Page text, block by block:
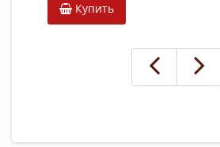
Купить